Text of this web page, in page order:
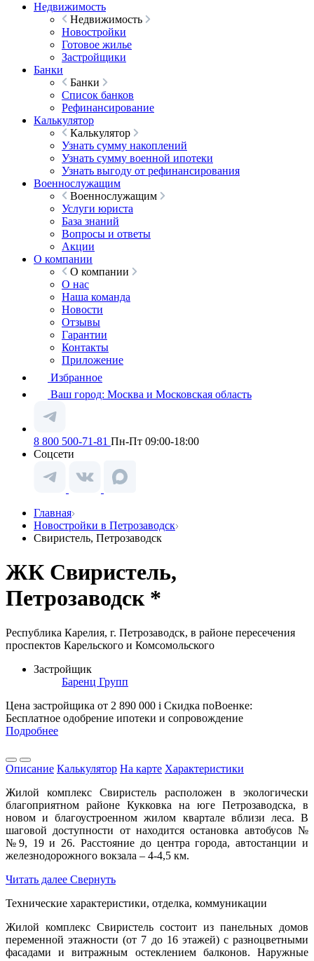
Недвижимость
Недвижимость
Новостройки
Готовое жилье
Застройщики
Банки
Банки
Список банков
Рефинансирование
Калькулятор
Калькулятор
Узнать сумму накоплений
Узнать сумму военной ипотеки
Узнать выгоду от рефинансирования
Военнослужащим
Военнослужащим
Услуги юриста
База знаний
Вопросы и ответы
Акции
О компании
О компании
О нас
Наша команда
Новости
Отзывы
Гарантии
Контакты
Приложение
Избранное
Ваш город: Москва и Московская область
8 800 500-71-81 Пн-Пт 09:00-18:00
Соцсети
Главная
Новостройки в Петрозаводск
Свиристель, Петрозаводск
ЖК Свиристель,
Петрозаводск *
Республика Карелия, г. Петрозаводск, в районе пересечения
проспектов Карельского и Комсомольского
Застройщик
Баренц Групп
Цена застройщика от 2 890 000 i Скидка поВоенке:
Бесплатное одобрение ипотеки и сопровождение
Подробнее
Описание Калькулятор На карте Характеристики
Жилой комплекс Свиристель расположен в экологически
благоприятном районе Кукковка на юге Петрозаводска, в
новом и благоустроенном жилом квартале вблизи леса. В
шаговой доступности от находится остановка автобусов №
№9, 19 и 26. Расстояние до центра города, автостанции и
железнодорожного вокзала – 4-4,5 км.
Читать далее Свернуть
Технические характеристики, отделка, коммуникации
Жилой комплекс Свиристель состоит из панельных домов
переменной этажности (от 7 до 16 этажей) с разноцветными
фасадами и витражным остеклением балконов. Наружные